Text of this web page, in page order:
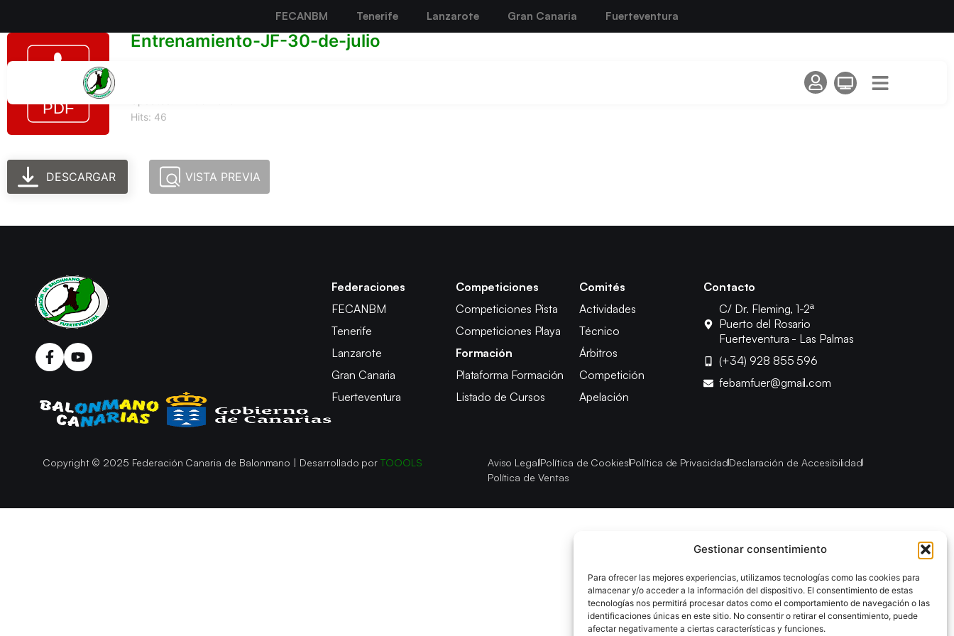
Gestionar consentimiento
Para ofrecer las mejores experiencias, utilizamos tecnologías como las cookies para
almacenar y/o acceder a la información del dispositivo. El consentimiento de estas
tecnologías nos permitirá procesar datos como el comportamiento de navegación o las
identificaciones únicas en este sitio. No consentir o retirar el consentimiento, puede
afectar negativamente a ciertas características y funciones.
FECANBM Tenerife Lanzarote Gran Canaria Fuerteventura
Entrenamiento-JF-30-de-julio
Hits: 46
DESCARGAR VISTA PREVIA
Federaciones
FECANBM
Tenerife
Lanzarote
Gran Canaria
Fuerteventura
Competiciones
Competiciones Pista
Competiciones Playa
Formación
Plataforma Formación
Listado de Cursos
Comités
Actividades
Técnico
Árbitros
Competición
Apelación
Contacto
C/ Dr. Fleming, 1-2ª
Puerto del Rosario
Fuerteventura - Las Palmas
(+34) 928 855 596
febamfuer@gmail.com
Copyright © 2025 Federación Canaria de Balonmano | Desarrollado porTOOOLS Aviso LegalPolítica de CookiesPolítica de PrivacidadDeclaración de Accesibilidad
Política de Ventas